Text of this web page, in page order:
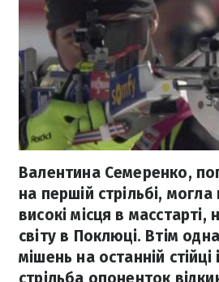
Валентина Семеренко,
на першій стрільбі,
високі місця в масстарті,
світу в Поклюці. Втім
мішень на останній стійці